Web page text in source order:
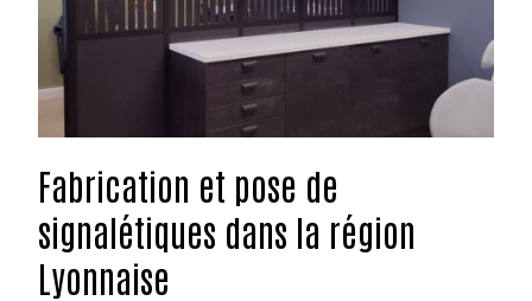
Fabrication et pose de
signalétiques dans la région
Lyonnaise